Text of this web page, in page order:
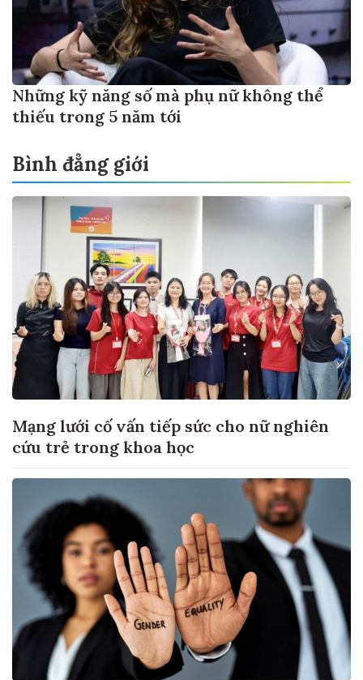
Những kỹ năng số mà phụ nữ không thể
thiếu trong 5 năm tới
Bình đẳng giới
Mạng lưới cố vấn tiếp sức cho nữ nghiên
cứu trẻ trong khoa học